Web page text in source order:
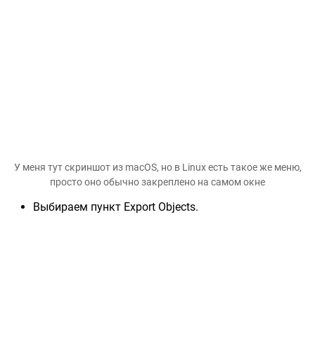
У меня тут скриншот из macOS, но в Linux есть такое же меню,
просто оно обычно закреплено на самом окне
Выбираем пункт Export Objects.